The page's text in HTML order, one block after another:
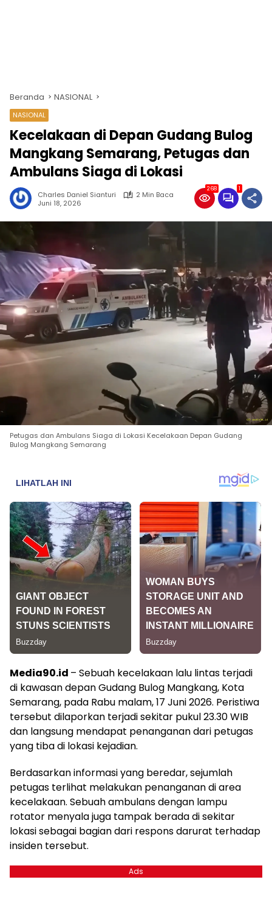
Beranda NASIONAL
NASIONAL
Kecelakaan di Depan Gudang Bulog
Mangkang Semarang, Petugas dan
Ambulans Siaga di Lokasi
Charles Daniel Sianturi
2 Min Baca
Juni 18, 2026
268 1
Petugas dan Ambulans Siaga di Lokasi Kecelakaan Depan Gudang
Bulog Mangkang Semarang
Media90.id – Sebuah kecelakaan lalu lintas terjadi
di kawasan depan Gudang Bulog Mangkang, Kota
Semarang, pada Rabu malam, 17 Juni 2026. Peristiwa
tersebut dilaporkan terjadi sekitar pukul 23.30 WIB
dan langsung mendapat penanganan dari petugas
yang tiba di lokasi kejadian.
Berdasarkan informasi yang beredar, sejumlah
petugas terlihat melakukan penanganan di area
kecelakaan. Sebuah ambulans dengan lampu
rotator menyala juga tampak berada di sekitar
lokasi sebagai bagian dari respons darurat terhadap
insiden tersebut.
Ads